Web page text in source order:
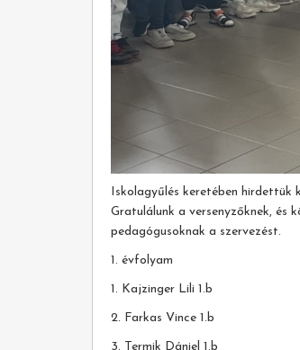
Iskolagyűlés keretében
Gratulálunk a versenyzőknek, és
pedagógusoknak a szervezést.
1. évfolyam
1. Kajzinger Lili 1.b
2. Farkas Vince 1.b
3. Termik Dániel 1.b